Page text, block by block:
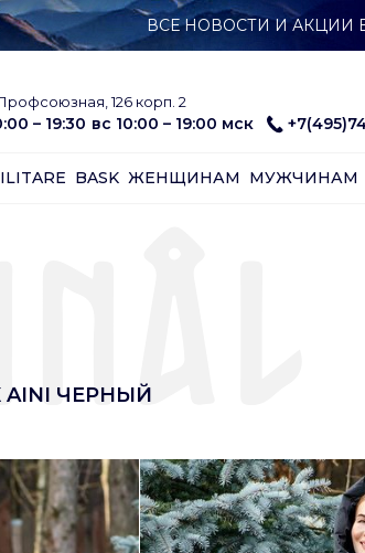
ВСЕ НОВОСТИ И АКЦИИ
126 корп. 2
– 19:30 вс 10:00 – 19:00 мск
BASK ЖЕНЩИНАМ МУЖЧИНАМ
AINI ЧЕРНЫЙ